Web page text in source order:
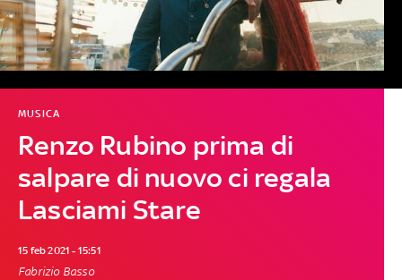
Renzo Rubino prima di
salpare di nuovo ci regala
Lasciami Stare
MUSICA
15 feb 2021 - 15:51
Fabrizio Basso